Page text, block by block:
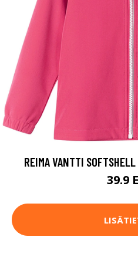
REIMA VANTTI
39.9